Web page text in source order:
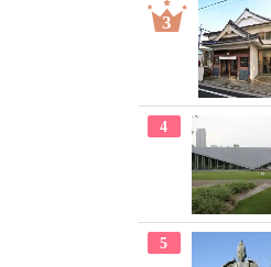
3
4
5